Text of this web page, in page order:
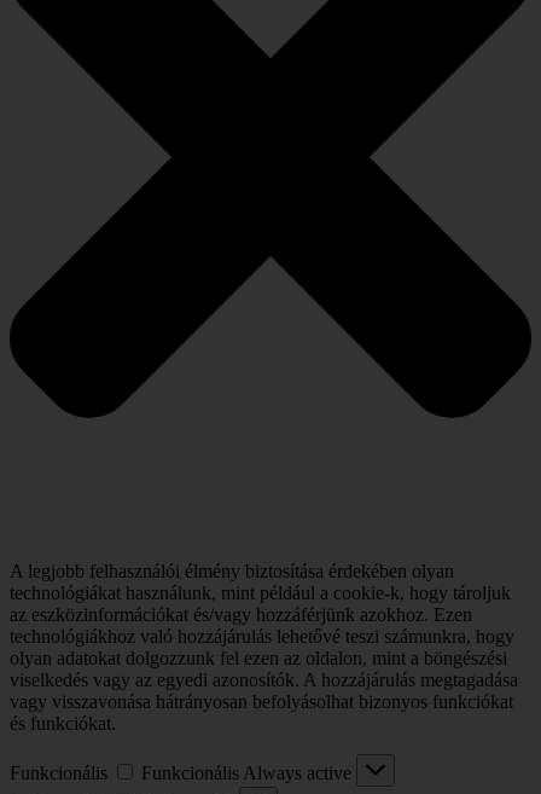
A legjobb felhasználói élmény biztosítása érdekében olyan
technológiákat használunk, mint például a cookie-k, hogy tároljuk
az eszközinformációkat és/vagy hozzáférjünk azokhoz. Ezen
technológiákhoz való hozzájárulás lehetővé teszi számunkra, hogy
olyan adatokat dolgozzunk fel ezen az oldalon, mint a böngészési
viselkedés vagy az egyedi azonosítók. A hozzájárulás megtagadása
vagy visszavonása hátrányosan befolyásolhat bizonyos funkciókat
és funkciókat.
Funkcionális Funkcionális Always active